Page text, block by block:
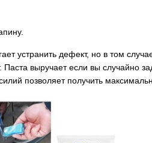
устранить дефект, но в том
выручает если вы случайно
позволяет получить